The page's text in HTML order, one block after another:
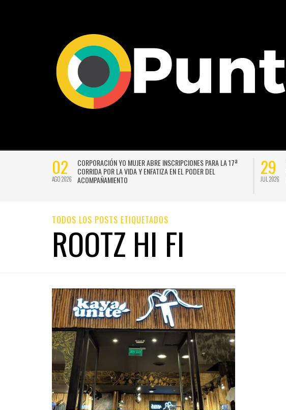
02
AGO 2026
CORPORACIÓN YO MUJER ABRE INSCRIPCIONES PARA LA 17ª
CORRIDA POR LA VIDA Y ENFATIZA EN EL PODER DEL
ACOMPAÑAMIENTO
29
JUL 2026
TODOS LOS POSTS ETIQUETADOS
ROOTZ HI FI